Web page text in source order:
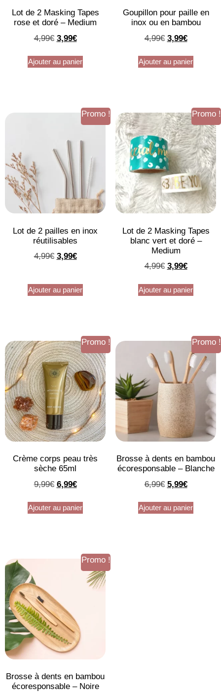
Lot de 2 Masking Tapes
rose et doré – Medium
4,99€ 3,99€
Ajouter au panier
Goupillon pour paille en
inox ou en bambou
4,99€ 3,99€
Ajouter au panier
Promo !
Lot de 2 pailles en inox
réutilisables
4,99€ 3,99€
Ajouter au panier
Promo !
Lot de 2 Masking Tapes
blanc vert et doré –
Medium
4,99€ 3,99€
Ajouter au panier
Promo !
Crème corps peau très
sèche 65ml
9,99€ 6,99€
Ajouter au panier
Promo !
Brosse à dents en bambou
écoresponsable – Blanche
6,99€ 5,99€
Ajouter au panier
Promo !
Brosse à dents en bambou
écoresponsable – Noire